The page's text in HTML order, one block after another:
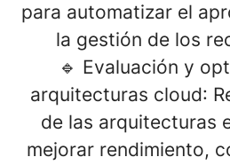
para automatizar el
la gestión de los
🔹 Evaluación y
arquitecturas cloud:
de las arquitecturas
mejorar rendimiento,